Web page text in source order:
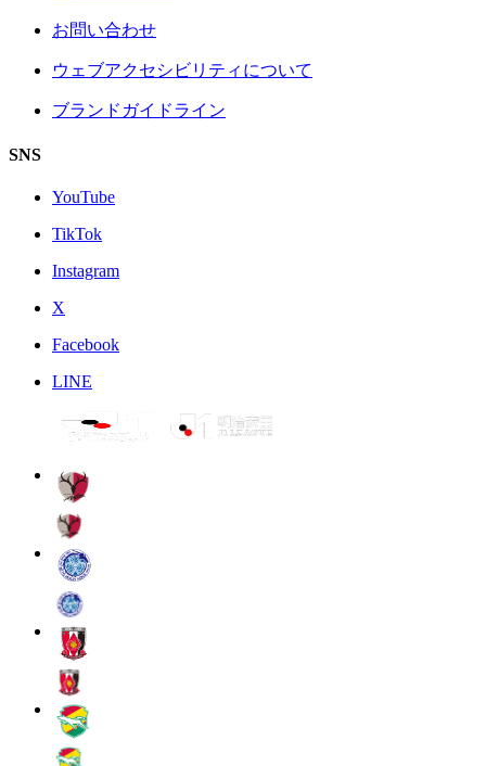
お問い合わせ
ウェブアクセシビリティについて
ブランドガイドライン
SNS
YouTube
TikTok
Instagram
X
Facebook
LINE